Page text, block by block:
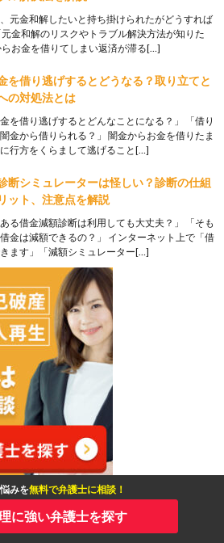
みを無料で弁護士に相談！
に強い弁護士を探す
、元金和解したいと持ち掛けられたがどうすれば
元金和解のリスクやトラブル解決方法が知りた
らお金を借りてしまい返済が滞る[…]
を借り逃げするとどうなる？取り立てと
の対処法とは
金を借り逃げするとどんなことになる？」 「借り
金から借りられる？」 闇金からお金を借りたま
行方をくらまして逃げること[…]
断シミュレーターは怪しい？診断の仕組
ット、注意点を解説
ある借金減額診断は利用しても大丈夫？」 「そも
金は減額できるの？」 インターネット上で「借
ます」「減額シミュレーター[…]